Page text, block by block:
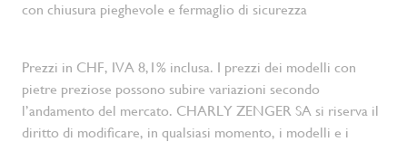
con chiusura pieghevole e fermaglio di sicurezza
Prezzi in CHF, IVA 8,1% inclusa. I prezzi dei modelli con
pietre preziose possono subire variazioni secondo
l’andamento del mercato. CHARLY ZENGER SA si riserva il
diritto di modificare, in qualsiasi momento, i modelli e i